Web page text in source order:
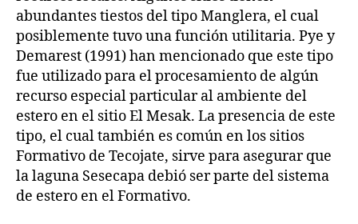
abundantes tiestos del tipo Manglera, el cual
posiblemente tuvo una función utilitaria. Pye y
Demarest (1991) han mencionado que este tipo
fue utilizado para el procesamiento de algún
recurso especial particular al ambiente del
estero en el sitio El Mesak. La presencia de este
tipo, el cual también es común en los sitios
Formativo de Tecojate, sirve para asegurar que
la laguna Sesecapa debió ser parte del sistema
de estero en el Formativo.